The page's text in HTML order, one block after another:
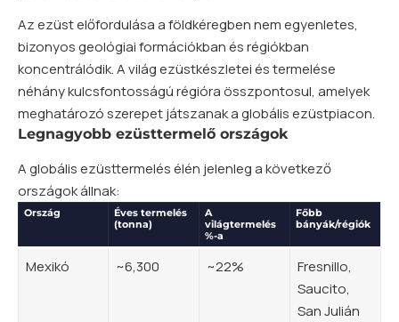
Az ezüst előfordulása a földkéregben nem egyenletes,
bizonyos geológiai formációkban és régiókban
koncentrálódik. A világ ezüstkészletei és termelése
néhány kulcsfontosságú régióra összpontosul, amelyek
meghatározó szerepet játszanak a globális ezüstpiacon.
Legnagyobb ezüsttermelő országok
A globális ezüsttermelés élén jelenleg a következő
országok állnak:
Ország
Éves termelés
(tonna)
A
világtermelés
%-a
Főbb
bányák/régiók
Mexikó ~6,300 ~22%
Fresnillo,
Saucito,
San Julián